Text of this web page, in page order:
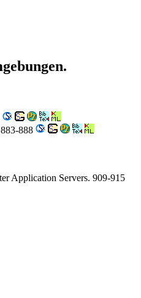
888
Application Servers. 909-915